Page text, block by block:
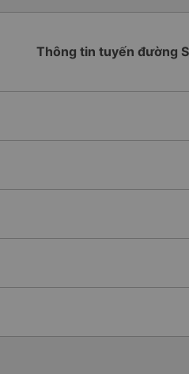
Thông tin tuyến đường